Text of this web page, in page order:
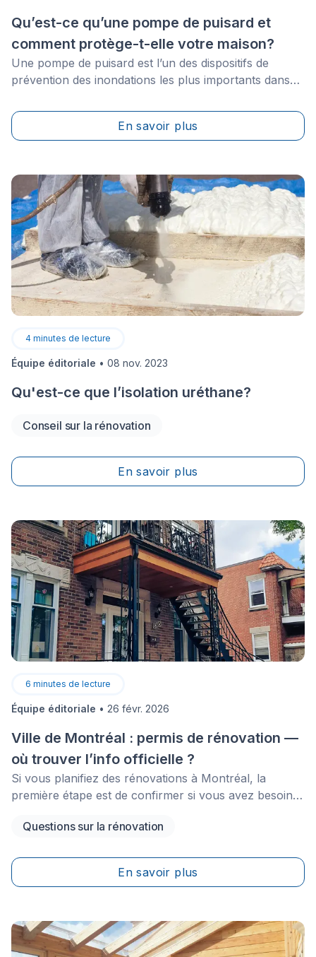
Qu’est-ce qu’une pompe de puisard et
comment protège-t-elle votre maison?
Une pompe de puisard est l’un des dispositifs de
prévention des inondations les plus importants dans
phréatique élevée ou antécédents d’infiltration d’eau.
Son rôle est simple: recueillir l’eau excédentaire dans
En savoir plus
4 minutes de lecture
Équipe éditoriale • 08 nov. 2023
Qu'est-ce que l’isolation uréthane?
Conseil sur la rénovation
En savoir plus
6 minutes de lecture
Équipe éditoriale • 26 févr. 2026
Ville de Montréal : permis de rénovation —
où trouver l’info officielle ?
Si vous planifiez des rénovations à Montréal, la
première étape est de confirmer si vous avez besoin
varier selon l’arrondissement et selon le type de
important de vérifier la réglementation précise qui
s’applique à votre adresse et à la nature de vos
Questions sur la rénovation
En savoir plus